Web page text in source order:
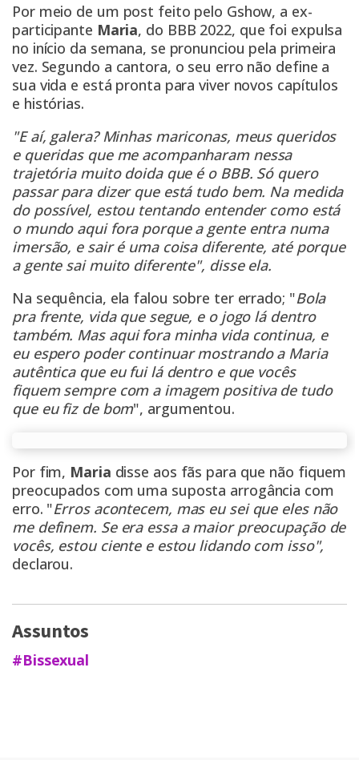
Por meio de um post feito pelo Gshow, a ex-
participante Maria, do BBB 2022, que foi expulsa
no início da semana, se pronunciou pela primeira
vez. Segundo a cantora, o seu erro não define a
sua vida e está pronta para viver novos capítulos
e histórias.
"E aí, galera? Minhas mariconas, meus queridos
e queridas que me acompanharam nessa
trajetória muito doida que é o BBB. Só quero
passar para dizer que está tudo bem. Na medida
do possível, estou tentando entender como está
o mundo aqui fora porque a gente entra numa
imersão, e sair é uma coisa diferente, até porque
a gente sai muito diferente", disse ela.
Na sequência, ela falou sobre ter errado; "Bola
pra frente, vida que segue, e o jogo lá dentro
também. Mas aqui fora minha vida continua, e
eu espero poder continuar mostrando a Maria
autêntica que eu fui lá dentro e que vocês
fiquem sempre com a imagem positiva de tudo
que eu fiz de bom", argumentou.
Por fim, Maria disse aos fãs para que não fiquem
preocupados com uma suposta arrogância com
erro. "Erros acontecem, mas eu sei que eles não
me definem. Se era essa a maior preocupação de
vocês, estou ciente e estou lidando com isso",
declarou.
Assuntos
#Bissexual